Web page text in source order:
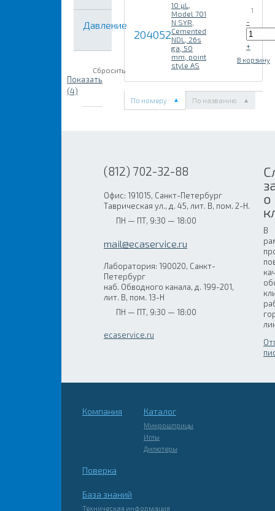
Давление
Сбросить
Показать
(4)
204052
10 µL,
Model 701
N SYR,
Cemented
NDL, 26s
ga, 50
mm, point
style AS
1
-
+
В корзину
По номеру По названию
(812) 702-32-88
Офис: 191015, Санкт-Петербург
Таврическая ул., д. 45, лит. В, пом. 2-Н.
ПН — ПТ, 9:30 — 18:00
mail@ecaservice.ru
Лаборатория: 190020, Санкт-
Петербург
наб. Обводного канала, д. 199-201,
лит. В, пом. 13-Н
ПН — ПТ, 9:30 — 18:00
ecaservice.ru
о
В
Компания Каталог
Микрошприцы
Иглы
Дилютеры
Поверка
База знаний
Техническая информация